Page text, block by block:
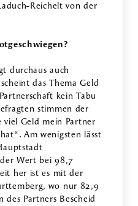
Reichelt von der
durchaus auch
das Thema Geld
kein Tabu
stimmen der
viel Geld mein Partner
Am wenigsten lässt
Wert bei 98,7
her ist es mit der
wo nur 82,9
des Partners Bescheid